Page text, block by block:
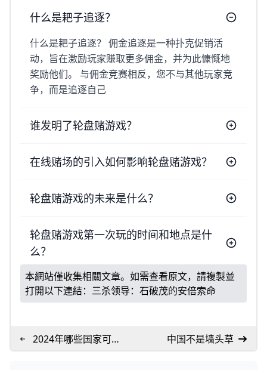
什么是耙子追逐？
什么是耙子追逐？ 佣金追逐是一种扑克促销活
动，旨在激励玩家赚取更多佣金，并为此慷慨地
奖励他们。 与佣金竞赛相反，您不与其他玩家竞
争，而是追逐自己
谁发明了轮盘赌游戏？
在线赌场的引入如何影响轮盘赌游戏？
轮盘赌游戏的未来是什么？
轮盘赌游戏第一次玩的时间和地点是什
么？
本網站僅收集相關文章。如需查看原文，請複製並
打開以下連結： 三杀领导：石破茂的安倍索命
2024年哪些国家可以
参加WPTGlobal？
中国不是墙头草